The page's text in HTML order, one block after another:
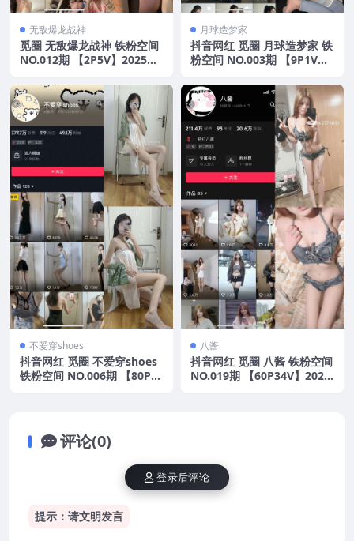
无敌爆龙战神
觅圈 无敌爆龙战神 铁粉空间
NO.012期 【2P5V】2025年
月球造梦家
抖音网红 觅圈 月球造梦家 铁
粉空间 NO.003期 【9P1V】
不爱穿shoes
抖音网红 觅圈 不爱穿shoes
铁粉空间 NO.006期 【80P4
八酱
抖音网红 觅圈 八酱 铁粉空间
NO.019期 【60P34V】2025
评论(0)
提示：请文明发言
登录后评论